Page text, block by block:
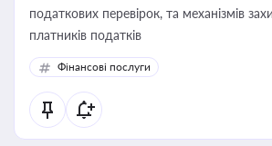
податкових перевірок, та механізмів
платників податків
Фінансові послуги